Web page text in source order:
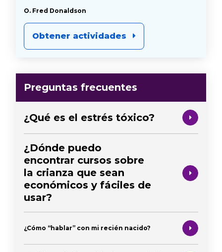
O. Fred Donaldson
Obtener actividades
Preguntas frecuentes
¿Qué es el estrés tóxico?
¿Dónde puedo
encontrar cursos sobre
la crianza que sean
económicos y fáciles de
usar?
¿Cómo “hablar” con mi recién nacido?